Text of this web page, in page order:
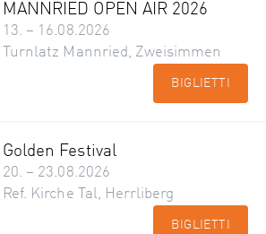
MANNRIED OPEN AIR 2026
13. – 16.08.2026
Turnlatz Mannried, Zweisimmen
BIGLIETTI
Golden Festival
20. – 23.08.2026
Ref. Kirche Tal, Herrliberg
BIGLIETTI